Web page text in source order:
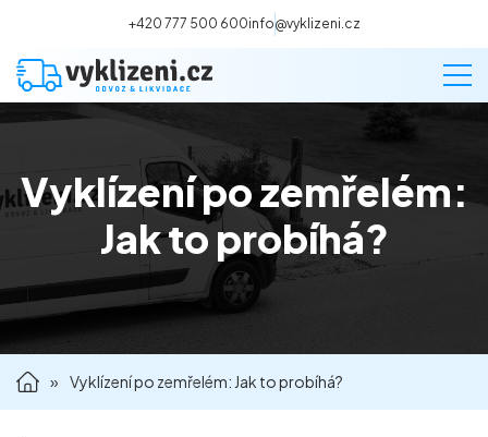
+420 777 500 600info@vyklizeni.cz
Vyklízení
Stěhování
Malování
Deratizace a dezinsekce
Vyklízení po zemřelém:
Jak to probíhá?
» Vyklízení po zemřelém: Jak to probíhá?